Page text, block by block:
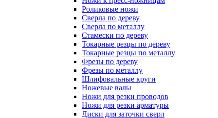
Роликовые ножи
Сверла по дереву
Сверла по металлу
Стамески по дереву
Токарные резцы по дереву
Токарные резцы по металлу
Фрезы по дереву
Фрезы по металлу
Шлифовальные круги
Ножевые валы
Ножи для резки проводов
Ножи для резки арматуры
Диски для заточки сверл